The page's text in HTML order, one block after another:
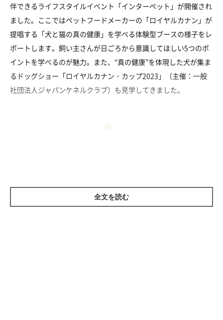
伴できるライフスタイルイベント「インターペット」が開催され
ました。ここではペットフードメーカーの「ロイヤルカナン」が
提唱する「犬と猫の真の健康」を学べる体験型ブースの様子をレ
ポートします。飼い主さんが日ごろから意識してほしい5つのポ
イントを学べるのが魅力。また、“真の健康”を体現した犬が集ま
るドッグショー「ロイヤルカナン・カップ2023」（主催：一般
社団法人ジャパンケネルクラブ）も見学してきました。
全文を読む